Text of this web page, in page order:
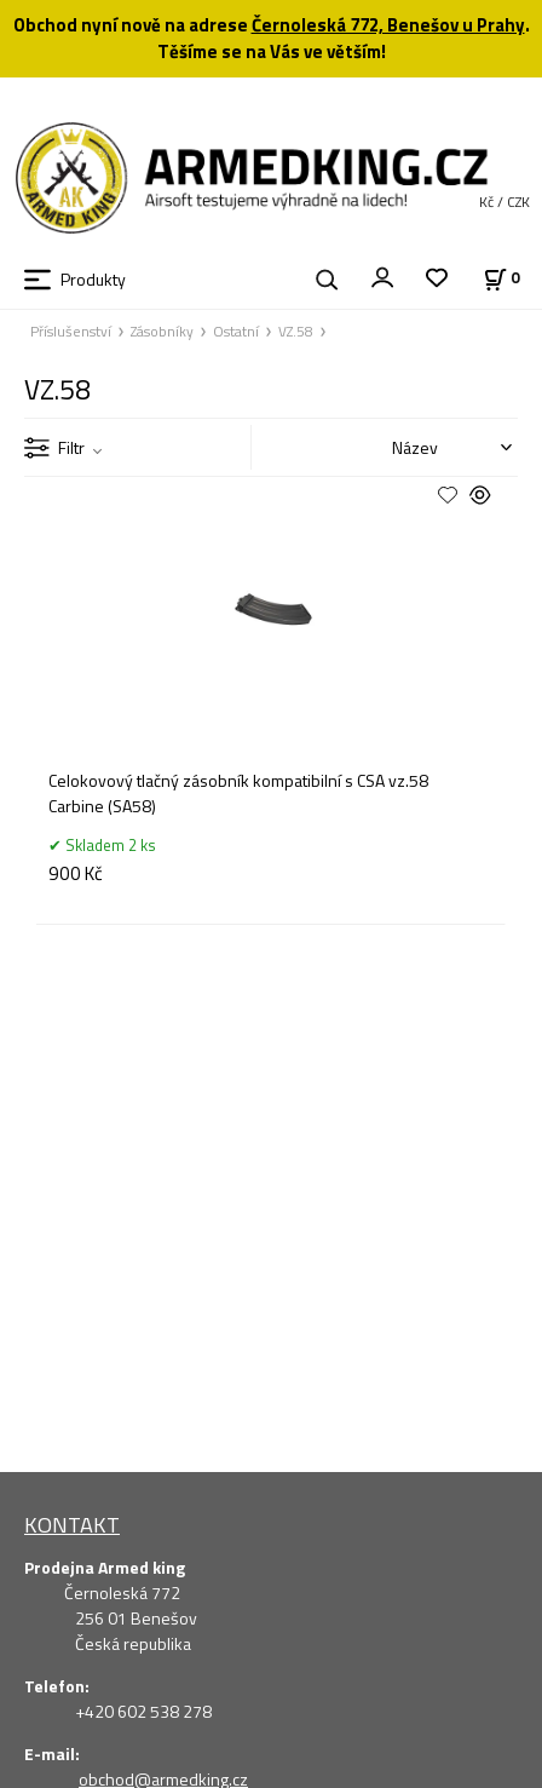
Obchod nyní nově na adreseČernoleská 772, Benešov u Prahy.
Těšíme se na Vás ve větším!
Produkty 0
Kč / CZK
Příslušenství Zásobníky Ostatní VZ.58
VZ.58
Filtr
Celokovový tlačný zásobník kompatibilní s CSA vz.58
Carbine (SA58)
Skladem 2 ks
900 Kč
KONTAKT
Prodejna Armed king
Černoleská 772
256 01 Benešov
Česká republika
Telefon:
+420 602 538 278
E-mail:
obchod@armedking.cz